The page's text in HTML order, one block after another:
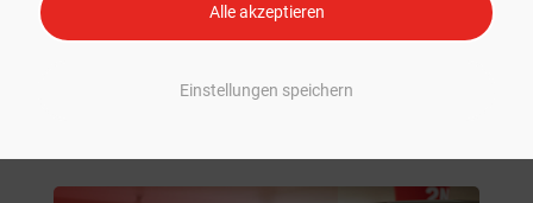
Alle akzeptieren
Einstellungen speichern